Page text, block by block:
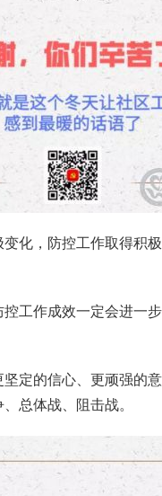
化，防控工作取得积
工作成效一定会进一
定的信心、更顽强的
总体战、阻击战。